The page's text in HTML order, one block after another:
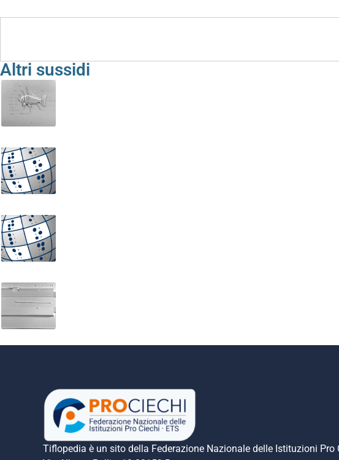
Altri sussidi
Tiflopedia è un sito della Federazione Nazionale delle Istituzioni Pro